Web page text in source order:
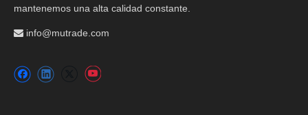
mantenemos una alta calidad constante.
 info@mutrade.com